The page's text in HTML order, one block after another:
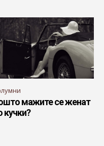
мажите се женат
кучки?